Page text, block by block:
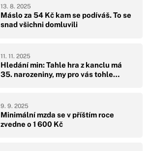
Máslo za 54 Kč kam se podíváš. To se
snad všichni domluvili
13. 8. 2025
Hledání min: Tahle hra z kanclu má
35. narozeniny, my pro vás tohle…
11. 11. 2025
Minimální mzda se v příštím roce
zvedne o 1 600 Kč
9. 9. 2025